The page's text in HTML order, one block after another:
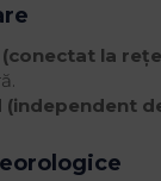
la